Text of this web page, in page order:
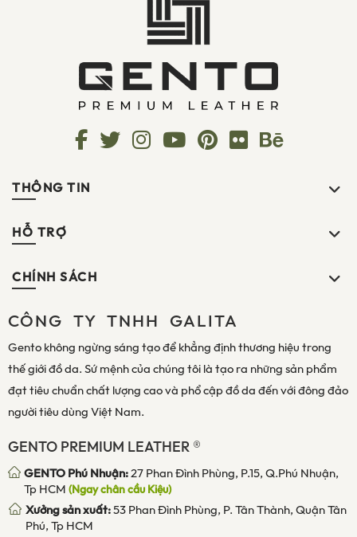
THÔNG TIN
HỖ TRỢ
CHÍNH SÁCH
CÔNG TY TNHH GALITA
Gento không ngừng sáng tạo để khẳng định thương hiệu trong
thế giới đồ da. Sứ mệnh của chúng tôi là tạo ra những sản phẩm
đạt tiêu chuẩn chất lượng cao và phổ cập đồ da đến với đông đảo
người tiêu dùng Việt Nam.
GENTO PREMIUM LEATHER ®
GENTO Phú Nhuận:27 Phan Đình Phùng, P.15, Q.Phú Nhuận,
Tp HCM (Ngay chân cầu Kiệu)
Xưởng sản xuất:53 Phan Đình Phùng, P. Tân Thành, Quận Tân
Phú, Tp HCM